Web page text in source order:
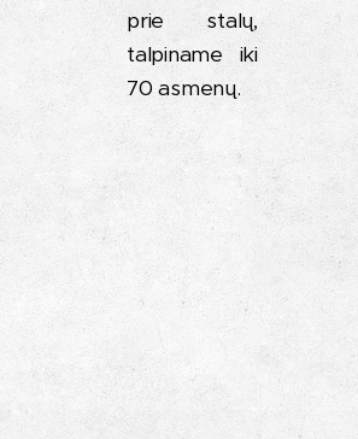
prie stalų,
talpiname iki
70 asmenų.